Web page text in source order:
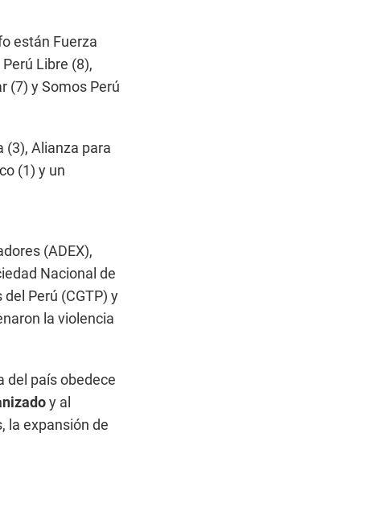
están Fuerza
Libre (8),
(7) y Somos Perú
(3), Alianza para
(1) y un
(ADEX),
Nacional de
Perú (CGTP) y
la violencia
del país obedece
y al
la expansión de